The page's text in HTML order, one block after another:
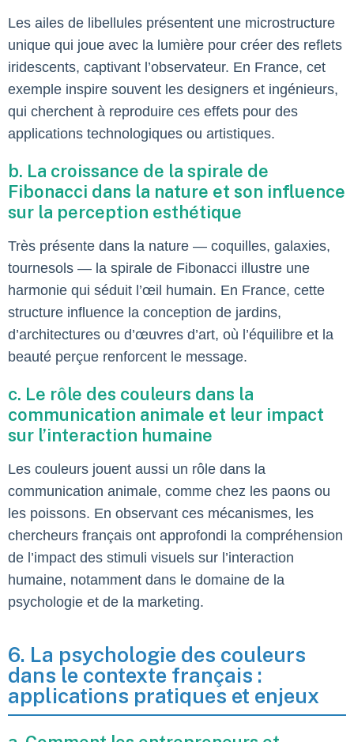
Les ailes de libellules présentent une microstructure
unique qui joue avec la lumière pour créer des reflets
iridescents, captivant l’observateur. En France, cet
exemple inspire souvent les designers et ingénieurs,
qui cherchent à reproduire ces effets pour des
applications technologiques ou artistiques.
b. La croissance de la spirale de
Fibonacci dans la nature et son influence
sur la perception esthétique
Très présente dans la nature — coquilles, galaxies,
tournesols — la spirale de Fibonacci illustre une
harmonie qui séduit l’œil humain. En France, cette
structure influence la conception de jardins,
d’architectures ou d’œuvres d’art, où l’équilibre et la
beauté perçue renforcent le message.
c. Le rôle des couleurs dans la
communication animale et leur impact
sur l’interaction humaine
Les couleurs jouent aussi un rôle dans la
communication animale, comme chez les paons ou
les poissons. En observant ces mécanismes, les
chercheurs français ont approfondi la compréhension
de l’impact des stimuli visuels sur l’interaction
humaine, notamment dans le domaine de la
psychologie et de la marketing.
6. La psychologie des couleurs
dans le contexte français :
applications pratiques et enjeux